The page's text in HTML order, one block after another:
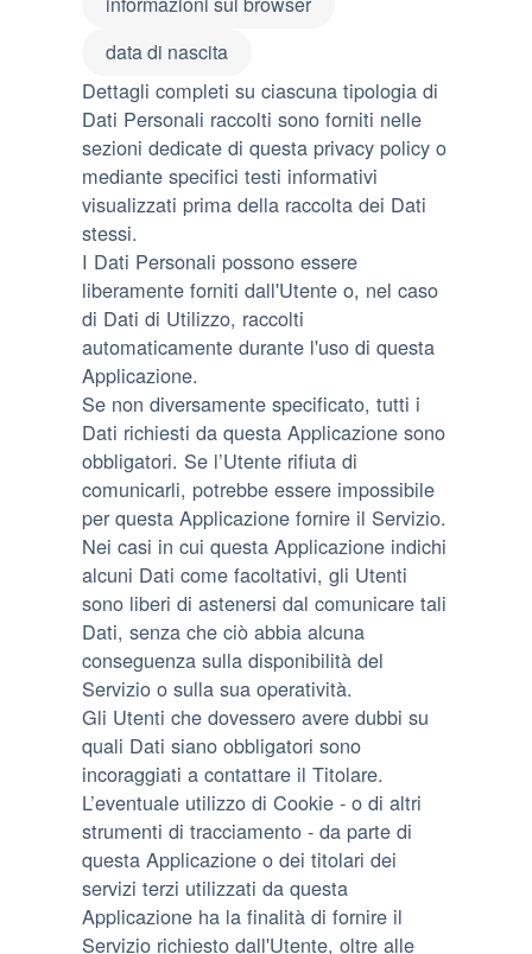
data di nascita
Dettagli completi su ciascuna tipologia di
Dati Personali raccolti sono forniti nelle
sezioni dedicate di questa privacy policy o
mediante specifici testi informativi
visualizzati prima della raccolta dei Dati
stessi.
I Dati Personali possono essere
liberamente forniti dall'Utente o, nel caso
di Dati di Utilizzo, raccolti
automaticamente durante l'uso di questa
Applicazione.
Se non diversamente specificato, tutti i
Dati richiesti da questa Applicazione sono
obbligatori. Se l’Utente rifiuta di
comunicarli, potrebbe essere impossibile
per questa Applicazione fornire il Servizio.
Nei casi in cui questa Applicazione indichi
alcuni Dati come facoltativi, gli Utenti
sono liberi di astenersi dal comunicare tali
Dati, senza che ciò abbia alcuna
conseguenza sulla disponibilità del
Servizio o sulla sua operatività.
Gli Utenti che dovessero avere dubbi su
quali Dati siano obbligatori sono
incoraggiati a contattare il Titolare.
L’eventuale utilizzo di Cookie - o di altri
strumenti di tracciamento - da parte di
questa Applicazione o dei titolari dei
servizi terzi utilizzati da questa
Applicazione ha la finalità di fornire il
Servizio richiesto dall'Utente, oltre alle